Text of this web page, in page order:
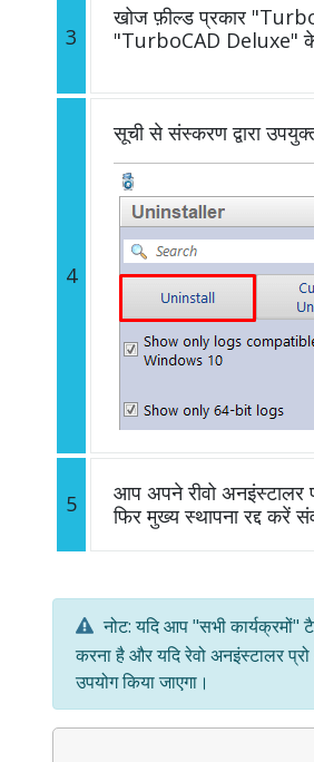
3
खोज फ़ील्ड प्रकार
"TurboCAD Deluxe"
4
सूची से संस्करण द्वारा
5
आप अपने रीवो अनइंस्टालर
फिर मुख्य स्थापना रद्द करें
नोट: यदि आप "सभी कार्यक्रमों"
करना है और यदि रेवो अनइंस्टालर
उपयोग किया जाएगा।